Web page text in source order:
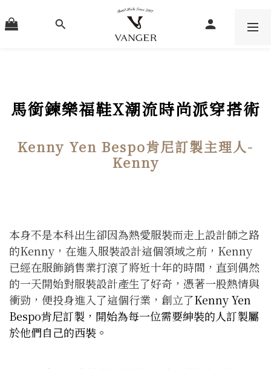
馬銜鍊樂福鞋X潮流時尚派穿搭術
Kenny Yen Bespo肯尼訂製主理人-
Kenny
本身不是本科出生卻因為熱愛服裝而走上設計師之路
的Kenny，在進入服裝設計這個領域之前，Kenny
已經在服飾銷售業打滾了將近十年的時間，直到偶然
的一天開始對服裝設計產生了好奇，憑著一股熱情與
衝勁，便投身進入了這個行業，創立了Kenny Yen
Bespo肯尼訂製，開始為每一位需要紳裝的人訂製屬
於他們自己的西裝。